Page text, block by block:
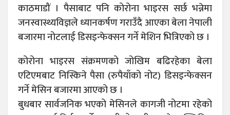
काठमाडौं । पैसाबाट पनि कोरोना भाइरस सर्छ भन्नेमा
जनस्वास्थ्यविज्ञले ध्यानकर्षण गराउँदै आएका बेला नेपाली
बजारमा नोटलाई डिसइन्फेक्सन गर्ने मेशिन भित्रिएको छ ।
कोरोना भाइरस संक्रमणको जोखिम बढिरहेका बेला
एटिएमबाट निस्किने पैसा (रुपैयाँको नोट) डिसइन्फेक्सन
गर्ने मेसिन बजारमा आएको छ ।
बुधबार सार्वजनिक भएको मेसिनले कागजी नोटमा रहेको